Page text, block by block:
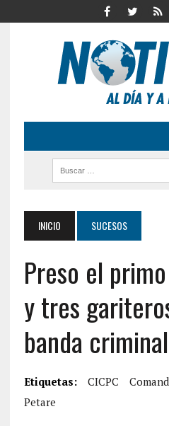
INICIO SUCESOS
Preso el
y tres
banda
Etiquetas: CICPC
Petare